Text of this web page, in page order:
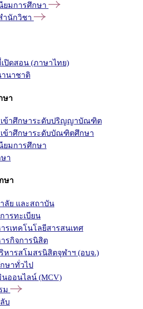
ยมการศึกษา
นักวิชา
ปิดสอน (ภาษาไทย)
นาชาติ
ษา
เข้าศึกษาระดับปริญญาบัณฑิต
ข้าศึกษาระดับบัณฑิตศึกษา
ยมการศึกษา
า
ษา
ลัย และสถาบัน
ารทะเบียน
รเทคโนโลยีสารสนเทศ
รกิจการนิสิต
หารสโมสรนิสิตจุฬาฯ (อบจ.)
ษาทั่วไป
นออนไลน์ (MCV)
ม
บ